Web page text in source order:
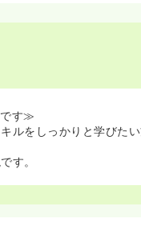
です≫
ルをしっかりと学びた
す。